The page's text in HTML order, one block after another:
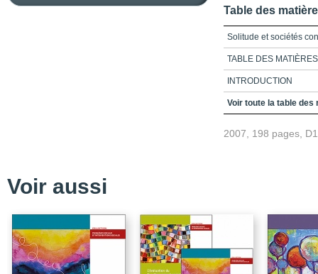
Table des
Solitude et sociétés
TABLE DES MATIÈRES
INTRODUCTION
SOCIABILITÉ ?
BIBLIOGRAPHIE
Voir toute la table des
2007, 198 pages,
Voir aussi